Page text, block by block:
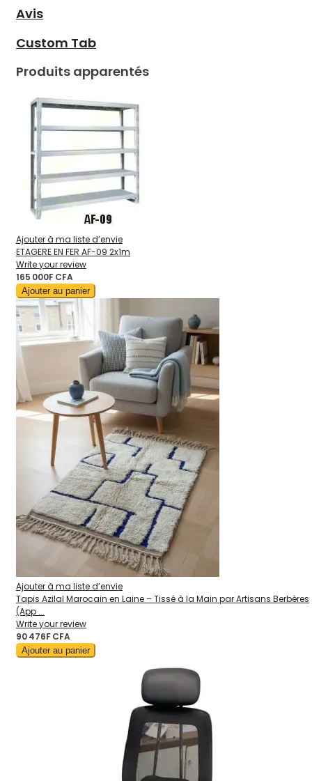
Avis
Custom Tab
Produits apparentés
Ajouter à ma liste d’envie
ETAGERE EN FER AF-09 2x1m
Write your review
165 000F CFA
Ajouter au panier
Ajouter à ma liste d’envie
Tapis Azilal Marocain en Laine – Tissé à la Main par Artisans Berbères
(App ...
Write your review
90 476F CFA
Ajouter au panier